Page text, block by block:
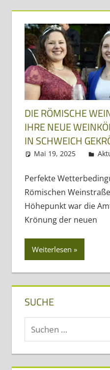
DIE RÖMISCHE
HRE NEUE
N SCHWEICH
Mai 19, 2025
Perfekte
Römischen
Höhepunkt war die
Krönung der neuen
Weiterlesen
SUCHE
Suchen
nach: